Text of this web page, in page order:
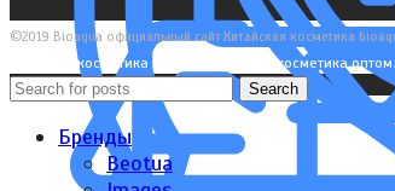
©2019 Bioaqua официальный сайт.Китайская косметика
Японская косметика оптом. Корейская косметика
Search
Бренды
Beotua